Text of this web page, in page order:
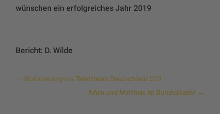
wünschen ein erfolgreiches Jahr 2019
Bericht: D. Wilde
← Nominierung ins Talentteam Deutschland U13
Kilian und Matthias im Bundeskader →